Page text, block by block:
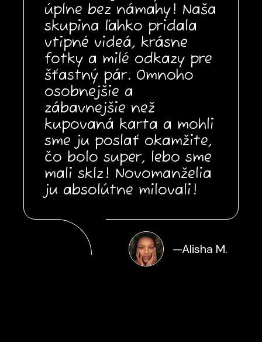
úplne bez námahy! Naša
skupina ľahko pridala
vtipné videá, krásne
fotky a milé odkazy pre
šťastný pár. Omnoho
osobnejšie a
zábavnejšie než
kupovaná karta a mohli
sme ju poslať okamžite,
čo bolo super, lebo sme
mali sklz! Novomanželia
ju absolútne milovali!
—Alisha M.